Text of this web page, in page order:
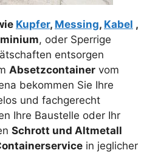
Kupfer, Messing, Kabel ,
, oder Sperrige
entsorgen
Absetzcontainer vom
bekommen Sie Ihre
und fachgerecht
Ihre Baustelle oder Ihr
Schrott und Altmetall
in jeglicher